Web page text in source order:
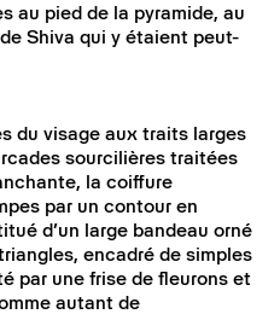
au pied de la pyramide, au
Shiva qui y étaient peut-
du visage aux traits larges
sourcilières traitées
la coiffure
par un contour en
d’un large bandeau orné
encadré de simples
par une frise de fleurons et
autant de